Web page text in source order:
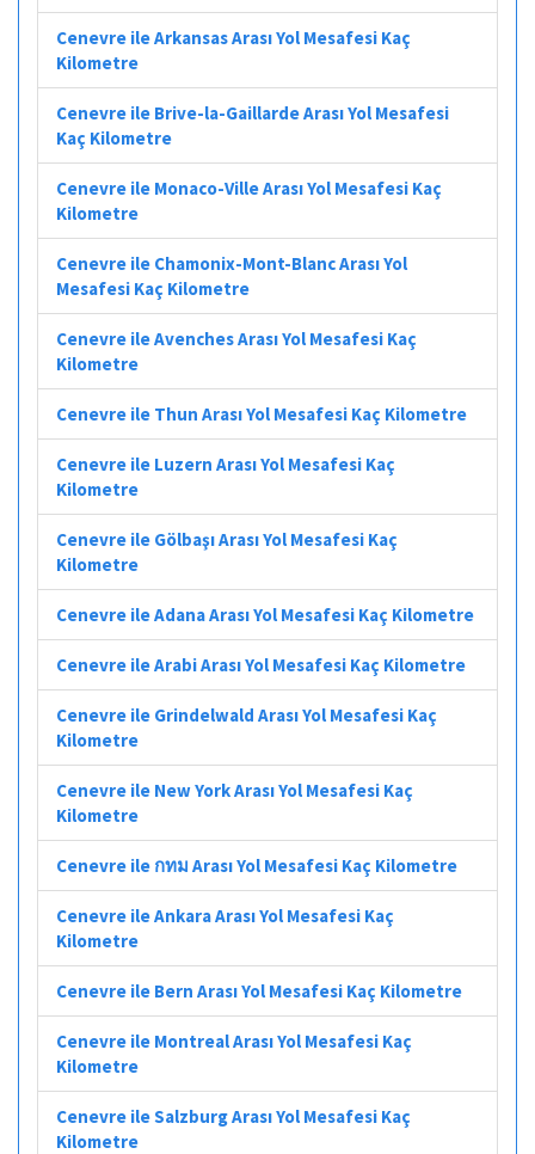
Cenevre ile Arkansas Arası Yol Mesafesi Kaç
Kilometre
Cenevre ile Brive-la-Gaillarde Arası Yol Mesafesi
Kaç Kilometre
Cenevre ile Monaco-Ville Arası Yol Mesafesi Kaç
Kilometre
Cenevre ile Chamonix-Mont-Blanc Arası Yol
Mesafesi Kaç Kilometre
Cenevre ile Avenches Arası Yol Mesafesi Kaç
Kilometre
Cenevre ile Thun Arası Yol Mesafesi Kaç Kilometre
Cenevre ile Luzern Arası Yol Mesafesi Kaç
Kilometre
Cenevre ile Gölbaşı Arası Yol Mesafesi Kaç
Kilometre
Cenevre ile Adana Arası Yol Mesafesi Kaç Kilometre
Cenevre ile Arabi Arası Yol Mesafesi Kaç Kilometre
Cenevre ile Grindelwald Arası Yol Mesafesi Kaç
Kilometre
Cenevre ile New York Arası Yol Mesafesi Kaç
Kilometre
Cenevre ile กทม Arası Yol Mesafesi Kaç Kilometre
Cenevre ile Ankara Arası Yol Mesafesi Kaç
Kilometre
Cenevre ile Bern Arası Yol Mesafesi Kaç Kilometre
Cenevre ile Montreal Arası Yol Mesafesi Kaç
Kilometre
Cenevre ile Salzburg Arası Yol Mesafesi Kaç
Kilometre